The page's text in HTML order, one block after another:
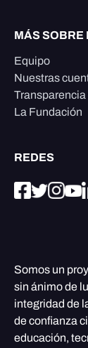
MÁS SOBRE
Equipo
Nuestras
La Fundación
REDES
Somos un
sin ánimo de
integridad de
de confianza
educación,